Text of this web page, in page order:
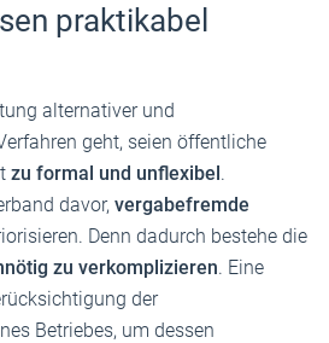
praktikabel
alternativer und
geht, seien öffentliche
zu formal und unflexibel.
davor, vergabefremde
Denn dadurch bestehe die
zu verkomplizieren. Eine
der
Betriebes, um dessen